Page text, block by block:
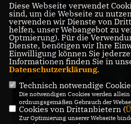
Diese Webseite verwendet
sind, um die Webseite zu
verwenden wir Dienste von
helfen, unser Webangebot zu
Optmierung). Für die
Dienste, benötigen wir Ihre
Einwilligung können Sie
Informationen finden Sie in
Datenschutzerklärung.
Technisch notwendige
Die notwendigen Cookies werden
ordnungsgemäßen Gebrauch der
Cookies von Drittanbietern (
Zur Optimierung unserer Webseite